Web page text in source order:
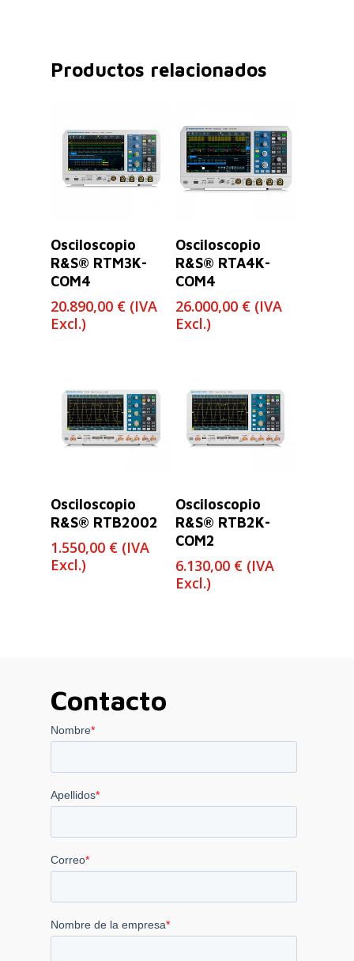
Productos relacionados
Osciloscopio
R&S® RTM3K-
COM4
20.890,00 € (IVA
Excl.)
Osciloscopio
R&S® RTA4K-
COM4
26.000,00 € (IVA
Excl.)
Leer Más
Osciloscopio
R&S® RTB2002
1.550,00 € (IVA
Excl.)
Leer Más
Osciloscopio
R&S® RTB2K-
COM2
6.130,00 € (IVA
Excl.)
Contacto